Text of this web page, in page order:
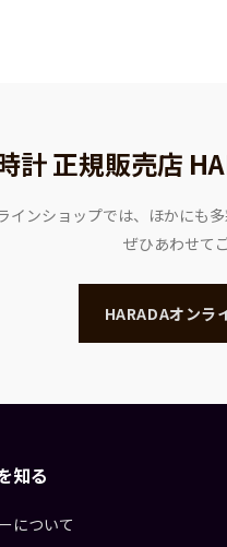
計 正規販売店
インショップでは、ほかにも
ぜひあわせて
HARADAオンラ
知る
について